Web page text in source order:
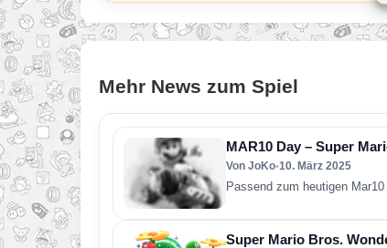
Mehr News zum Spiel
MAR10 Day – Super
Von JoKo•10. März 2025
Passend zum heutigen
Super Mario Bros.